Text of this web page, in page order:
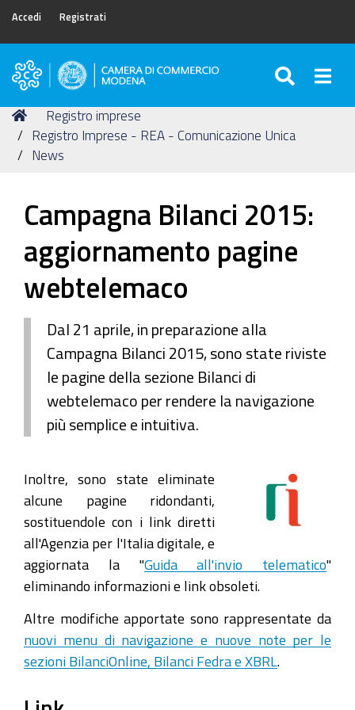
Accedi Registrati
Camera
Commercio
di
Modena
Tu
sei
qui:
Home
Registro imprese
Registro Imprese - REA - Comunicazione Unica
News
Campagna Bilanci 2015:
aggiornamento pagine
webtelemaco
Dal 21 aprile, in preparazione alla
Campagna Bilanci 2015, sono state riviste
le pagine della sezione Bilanci di
webtelemaco per rendere la navigazione
più semplice e intuitiva.
Inoltre, sono state eliminate
alcune pagine ridondanti,
sostituendole con i link diretti
all'Agenzia per l'Italia digitale, e
aggiornata la "Guida all'invio telematico"
eliminando informazioni e link obsoleti.
Altre modifiche apportate sono rappresentate da
nuovi menu di navigazione e nuove note per le
sezioni BilanciOnline, Bilanci Fedra e XBRL